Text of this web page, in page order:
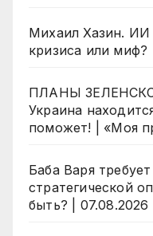
Михаил Хазин. ИИ
кризиса или миф?
ПЛАНЫ
Украина
поможет! | «Моя
Баба Варя
стратегической
быть? | 07.08.2026